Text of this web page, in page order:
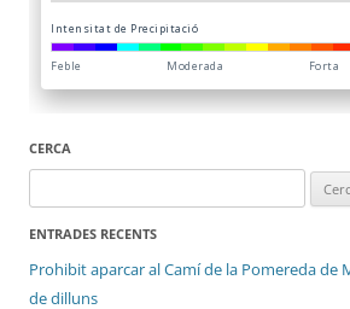
CERCA
ENTRADES RECENTS
Prohibit aparcar al Camí de la Pomereda de
de dilluns